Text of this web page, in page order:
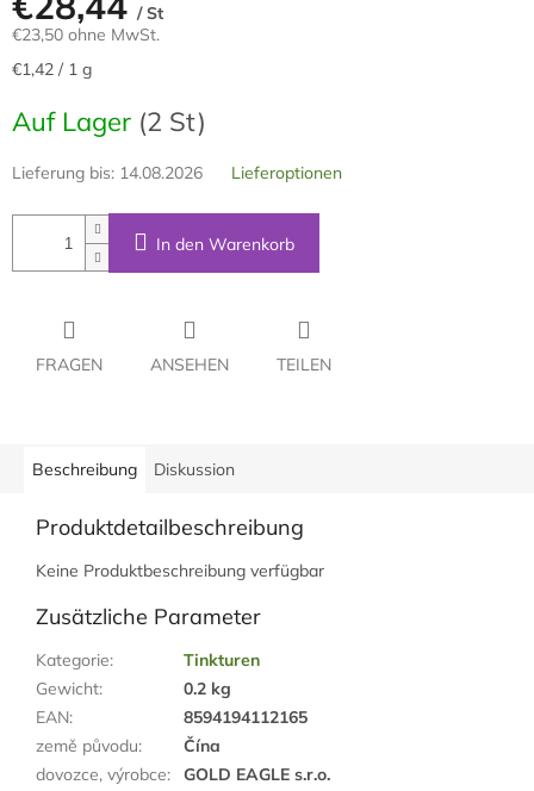
/ St
€23,50 ohne MwSt.
Verkaufspreis:
€1,42 / 1 g
Auf Lager (2 St)
Lieferung bis: 14.08.2026 Lieferoptionen
In den Warenkorb
FRAGEN ANSEHEN TEILEN
Beschreibung Diskussion
Produktdetailbeschreibung
Keine Produktbeschreibung verfügbar
Zusätzliche Parameter
Kategorie:
Tinkturen
Gewicht:
0.2 kg
EAN:
8594194112165
země původu:
Čína
dovozce, výrobce:
GOLD EAGLE s.r.o.